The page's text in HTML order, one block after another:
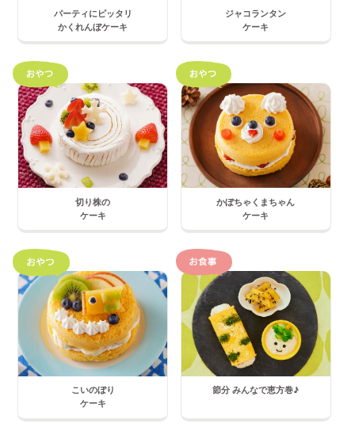
パーティにピッタリ
かくれんぼケーキ
ジャコランタン
ケーキ
切り株の
ケーキ
かぼちゃくまちゃん
ケーキ
こいのぼり
ケーキ
節分 みんなで恵方巻♪